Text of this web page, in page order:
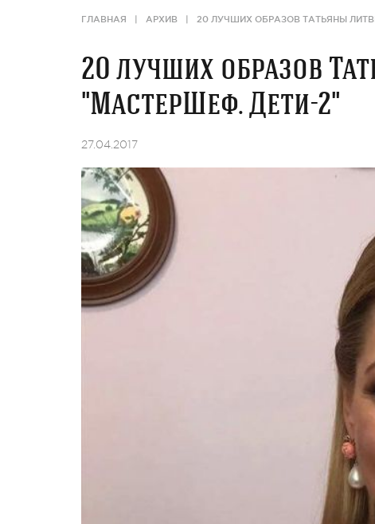
ГЛАВНАЯ АРХИВ 20 ЛУЧШИХ ОБРАЗОВ ТАТЬЯНЫ
20 лучших образов
"МастерШеф. Дети-2"
27.04.2017